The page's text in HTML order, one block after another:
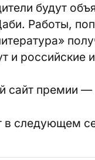
будут
Работы,
и российские
сайт премии —
следующем